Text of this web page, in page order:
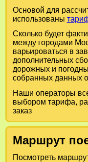
Основой для
использованы
Сколько будет
между городами
варьироваться в
дополнительных
дорожных и
собранных данных о
Наши операторы
выбором тарифа,
заказ
Маршрут
Посмотреть